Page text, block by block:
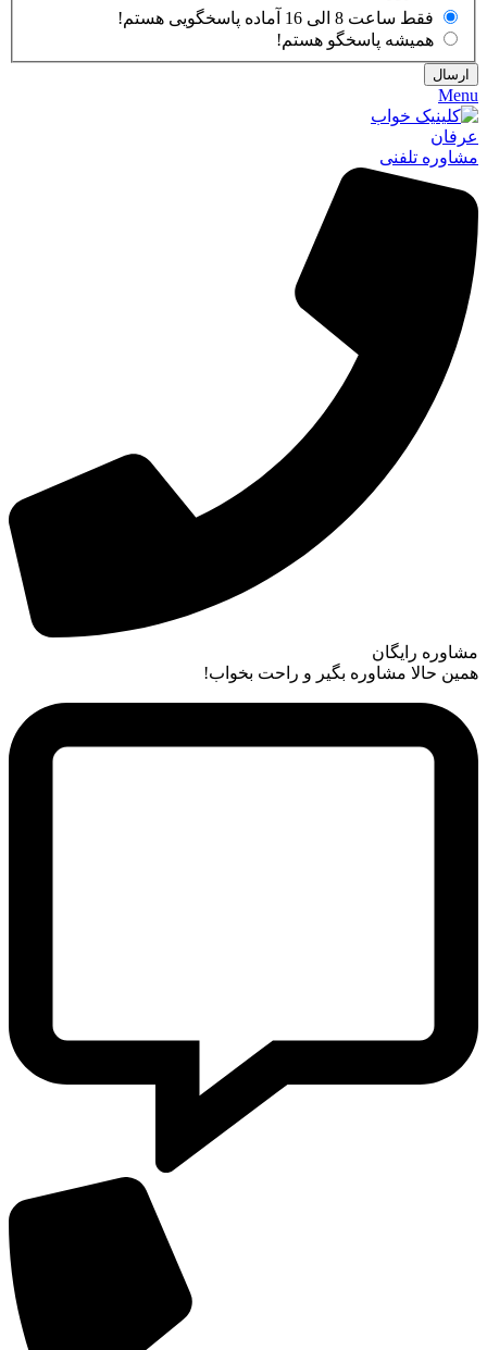
فقط ساعت 8 الی 16 آماده پاسخگویی هستم!
همیشه پاسخگو هستم!
Menu
مشاوره تلفنی
مشاوره رایگان
همین حالا مشاوره بگیر و راحت بخواب!